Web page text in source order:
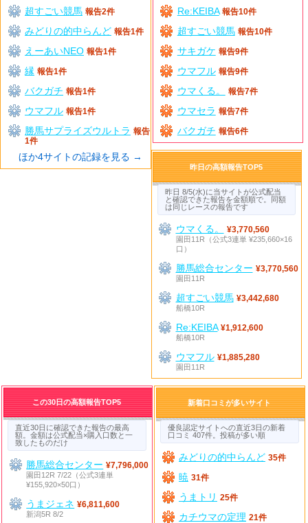
超すごい競馬 報告2件
みどりの的中らんど 報告1件
えーあいNEO 報告1件
縁 報告1件
バクガチ 報告1件
ウマフル 報告1件
勝馬サプライズウルトラ 報告
1件
ほか4サイトの記録を見る →
Re:KEIBA 報告10件
超すごい競馬 報告10件
サキガケ 報告9件
ウマフル 報告9件
ウマくる。 報告7件
ウマセラ 報告7件
バクガチ 報告6件
昨日の高額報告TOP5
昨日 8/5(水)に当サイトが公式配当
と確認できた報告を金額順で。同額
は同じレースの報告です
ウマくる。
¥3,770,560
園田11R（公式3連単 ¥235,660×16
口）
勝馬総合センター ¥3,770,560
園田11R
超すごい競馬 ¥3,442,680
船橋10R
Re:KEIBA ¥1,912,600
船橋10R
ウマフル ¥1,885,280
園田11R
この30日の高額報告TOP5
直近30日に確認できた報告の最高
額。金額は公式配当×購入口数と一
致したものだけ
勝馬総合センター ¥7,796,000
園田12R 7/22（公式3連単
¥155,920×50口）
うまジェネ ¥6,811,600
新潟5R 8/2
新着口コミが多いサイト
優良認定サイトへの直近3日の新着
口コミ 407件。投稿が多い順
みどりの的中らんど 35件
暁 31件
うまトリ 25件
カチウマの定理 21件